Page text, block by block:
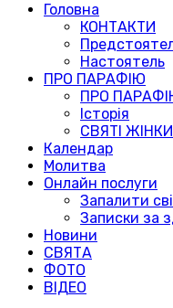
Головна
КОНТАКТИ
Настоятель
ПРО ПАРАФІЮ
ПРО
Історія
СВЯТІ
Календар
Молитва
Онлайн послуги
Запалити
Записки за
Новини
СВЯТА
ФОТО
ВІДЕО